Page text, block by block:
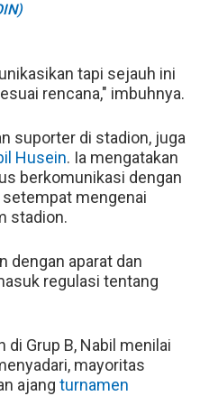
tapi sejauh ini
rencana," imbuhnya.
suporter di stadion, juga
Husein. Ia mengatakan
berkomunikasi dengan
mengenai
stadion.
dengan aparat dan
regulasi tentang
di Grup B, Nabil menilai
mayoritas
ajang turnamen